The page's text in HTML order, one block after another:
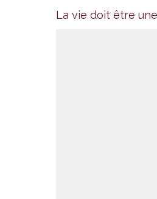
La vie doit être